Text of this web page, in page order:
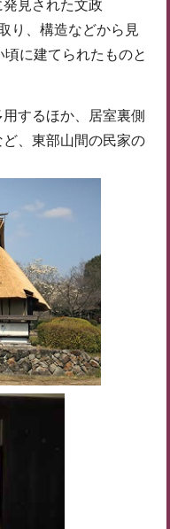
見された文政
り、構造などから見
に建てられたものと
するほか、居室裏側
、東部山間の民家の